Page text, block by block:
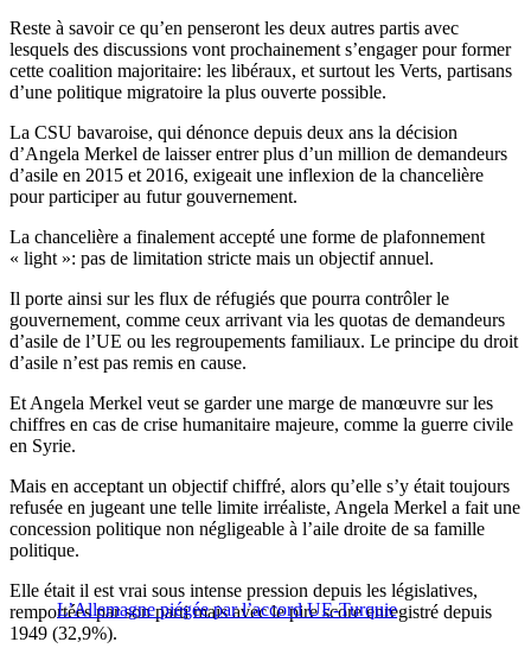
Reste à savoir ce qu’en penseront les deux autres partis avec
lesquels des discussions vont prochainement s’engager pour former
cette coalition majoritaire: les libéraux, et surtout les Verts, partisans
d’une politique migratoire la plus ouverte possible.
La CSU bavaroise, qui dénonce depuis deux ans la décision
d’Angela Merkel de laisser entrer plus d’un million de demandeurs
d’asile en 2015 et 2016, exigeait une inflexion de la chancelière
pour participer au futur gouvernement.
La chancelière a finalement accepté une forme de plafonnement
« light »: pas de limitation stricte mais un objectif annuel.
Il porte ainsi sur les flux de réfugiés que pourra contrôler le
gouvernement, comme ceux arrivant via les quotas de demandeurs
d’asile de l’UE ou les regroupements familiaux. Le principe du droit
d’asile n’est pas remis en cause.
Et Angela Merkel veut se garder une marge de manœuvre sur les
chiffres en cas de crise humanitaire majeure, comme la guerre civile
en Syrie.
Mais en acceptant un objectif chiffré, alors qu’elle s’y était toujours
refusée en jugeant une telle limite irréaliste, Angela Merkel a fait une
concession politique non négligeable à l’aile droite de sa famille
politique.
L’Allemagne piégée par l’accord UE-Turquie
Elle était il est vrai sous intense pression depuis les législatives,
remportées par son parti mais avec le pire score enregistré depuis
1949 (32,9%).